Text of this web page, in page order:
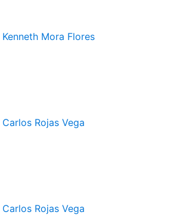
Kenneth Mora Flores
Carlos Rojas Vega
Carlos Rojas Vega